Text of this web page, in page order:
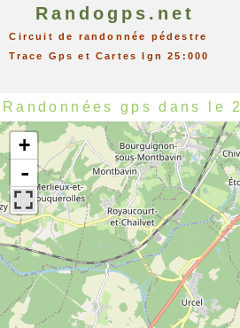
Randogps.net
Circuit de randonnée pédestre
Trace Gps et Cartes Ign 25:000
Randonnées gps dans le 2
+
-